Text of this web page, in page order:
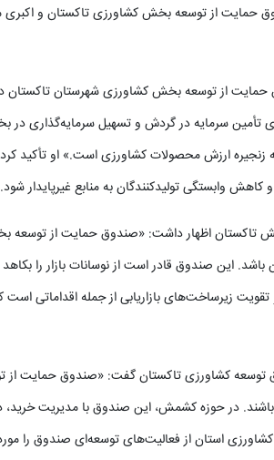
حمایت از توسعه بخش کشاورزی تاکستان و اکبری
از توسعه بخش کشاورزی شهرستان تاکستان
تأمین سرمایه در گردش و تسهیل سرمایه‌گذاری در
زنجیره ارزش محصولات کشاورزی است.» او تأکید
وابستگی تولیدکنندگان به منابع غیرپایدار شود.
تاکستان اظهار داشت: «صندوق حمایت از توسعه
این صندوق قادر است از نوسانات بازار را
زیرساخت‌های بازاریابی از جمله اقداماتی است
توسعه کشاورزی تاکستان گفت: «صندوق‌ حمایت از
باشند. در حوزه کشمش، این صندوق با مدیریت
استان از فعالیت‌های توسعه‌ای صندوق را مورد